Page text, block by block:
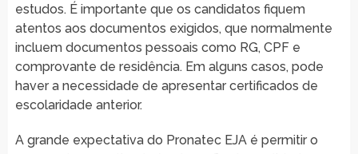
estudos. É importante que os candidatos fiquem
atentos aos documentos exigidos, que normalmente
incluem documentos pessoais como RG, CPF e
comprovante de residência. Em alguns casos, pode
haver a necessidade de apresentar certificados de
escolaridade anterior.
A grande expectativa do Pronatec EJA é permitir o